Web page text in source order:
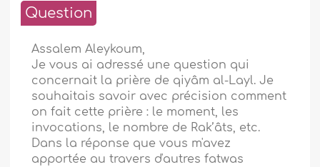
Question
Assalem Aleykoum,
Je vous ai adressé une question qui
concernait la prière de qiyâm al-Layl. Je
souhaitais savoir avec précision comment
on fait cette prière : le moment, les
invocations, le nombre de Rak’âts, etc.
Dans la réponse que vous m'avez
apportée au travers d'autres fatwas